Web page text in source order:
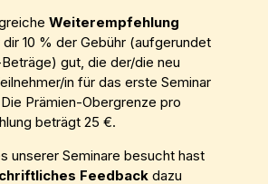
Weiterempfehlung
10 % der Gebühr (aufgerundet
gut, die der/die neu
in für das erste Seminar
Prämien-Obergrenze pro
beträgt 25 €.
unserer Seminare besucht hast
Feedback dazu